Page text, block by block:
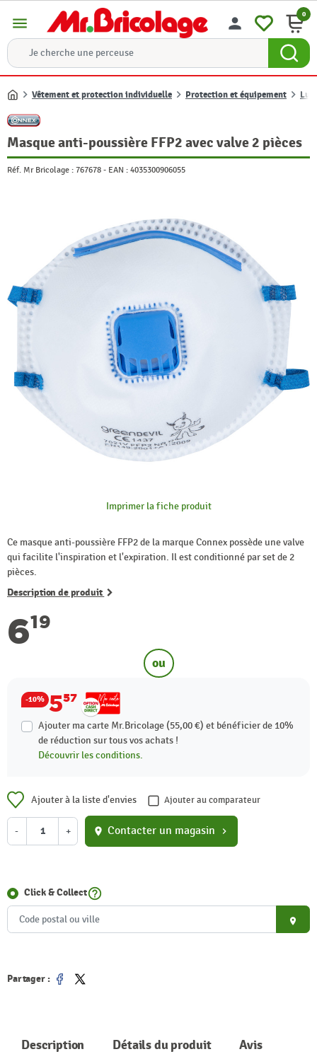
menu person 0
Accueil
Vêtement et protection individuelle Protection et équipement
Masque anti-poussière FFP2 avec valve 2 pièces
Réf. Mr Bricolage : 767678 - EAN : 4035300906055
Imprimer la fiche produit
Ce masque anti-poussière FFP2 de la marque Connex possède une valve
qui facilite l'inspiration et l'expiration. Il est conditionné par set de 2
pièces.
Description de produit
619
ou
-10% 557
Ajouter ma carte Mr.Bricolage (55,00 €) et bénéficier de 10%
de réduction sur tous vos achats !
Découvrir les conditions.
Ajouter à la liste d'envies Ajouter au comparateur
- + location_on Contacter un magasin chevron_right
Click & Collecthelp_outline
place
Partager :
Partager
Tweet
Description Détails du produit Avis